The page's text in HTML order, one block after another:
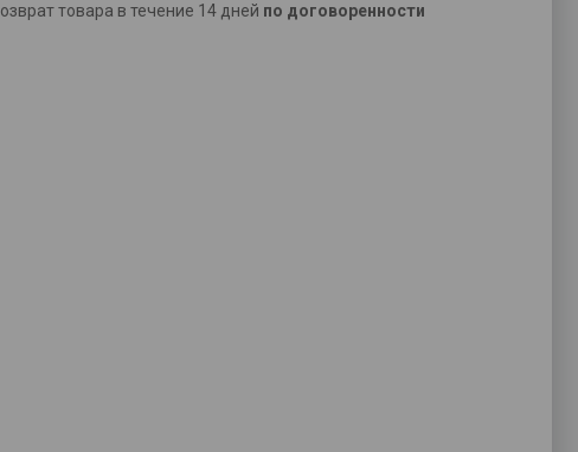
возврат товара в течение 14 дней по договоренности